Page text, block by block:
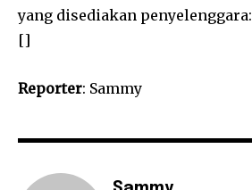
yang disediakan penyelenggara:
[]
Reporter: Sammy